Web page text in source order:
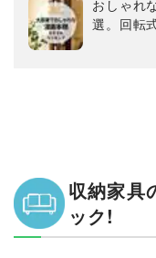
おしゃれ
選。回転
収納家具
ック!